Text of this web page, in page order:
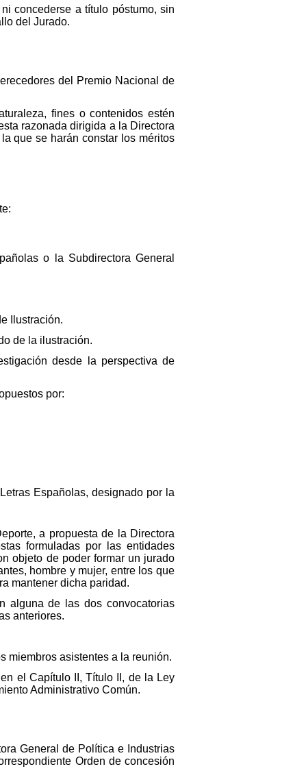
concederse a título póstumo, sin
del Jurado.
del Premio Nacional de
fines o contenidos estén
razonada dirigida a la Directora
que se harán constar los méritos
o la Subdirectora General
Ilustración.
de la ilustración.
desde la perspectiva de
por:
Españolas, designado por la
a propuesta de la Directora
formuladas por las entidades
objeto de poder formar un jurado
hombre y mujer, entre los que
mantener dicha paridad.
alguna de las dos convocatorias
anteriores.
miembros asistentes a la reunión.
el Capítulo II, Título II, de la Ley
Administrativo Común.
General de Política e Industrias
Orden de concesión